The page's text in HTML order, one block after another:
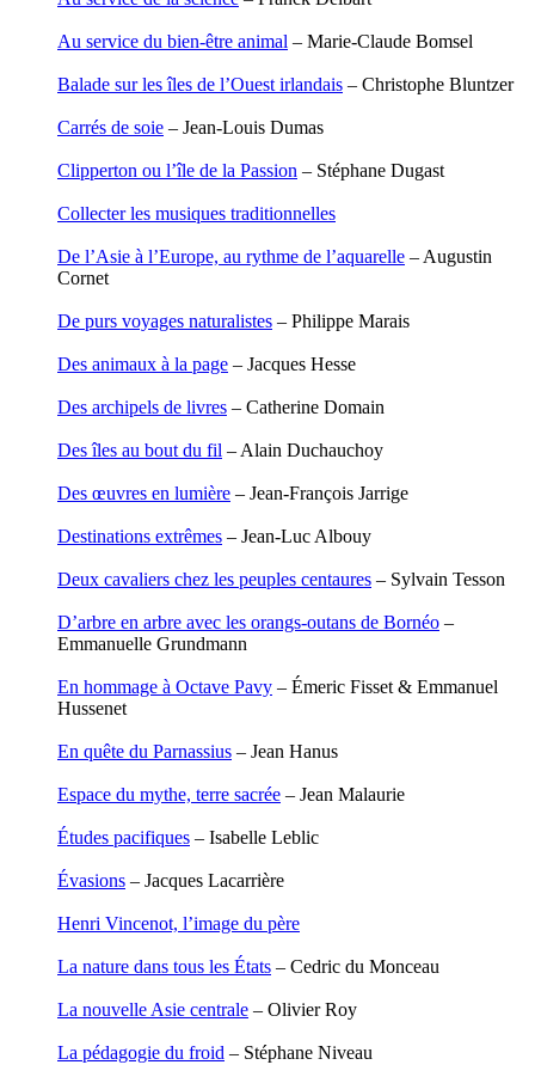
Carbonnaux Stéphan
Carrau Noak
Chérel Guillaume
Chapuis Éric
Chastel Marie
Chenot Philippe
Clémenceau Adrien
Colonna d’Istria Jérôme
Corazza Pascal
Cousergue Arnaud
Crane Richard
Dash Naraa
Dectot de Christen Antoine
Degoul Franck
Deledicque Sébastien
Delloye Mélanie
Descave Nicolas
Desprez Léopoldine
Devouassoux Philippe
Ducret Nicolas
Dunbar Géraldine
Figueras Raymond
Fisset Christine
Fontaine Benoît
Fradin Patrick
François Valérie
Gana Frédéric
Paris
Pays dogon
Pèlerin d�€�Orient
Périple de Sao� Mai
Roues libres
Route de la soie
Route des Amériques
Sahara
Siberut
Spitzberg
Ténéré
Terre Adélie
Terre d�€�Ellesmere
Wakhan
Au service du bien-être animal – Marie-Claude Bomsel
Balade sur les îles de l’Ouest irlandais – Christophe Bluntzer
Carrés de soie – Jean-Louis Dumas
Clipperton ou l’île de la Passion – Stéphane Dugast
Collecter les musiques traditionnelles
De l’Asie à l’Europe, au rythme de l’aquarelle – Augustin
Cornet
De purs voyages naturalistes – Philippe Marais
Des animaux à la page – Jacques Hesse
Des archipels de livres – Catherine Domain
Des îles au bout du fil – Alain Duchauchoy
Des œuvres en lumière – Jean-François Jarrige
Destinations extrêmes – Jean-Luc Albouy
Deux cavaliers chez les peuples centaures – Sylvain Tesson
D’arbre en arbre avec les orangs-outans de Bornéo –
Emmanuelle Grundmann
En hommage à Octave Pavy – Émeric Fisset & Emmanuel
Hussenet
En quête du Parnassius – Jean Hanus
Espace du mythe, terre sacrée – Jean Malaurie
Études pacifiques – Isabelle Leblic
Évasions – Jacques Lacarrière
Henri Vincenot, l’image du père
La nature dans tous les États – Cedric du Monceau
La nouvelle Asie centrale – Olivier Roy
La pédagogie du froid – Stéphane Niveau